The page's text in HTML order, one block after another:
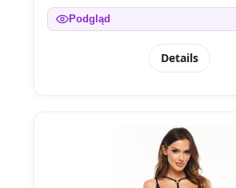
Podgląd
Details